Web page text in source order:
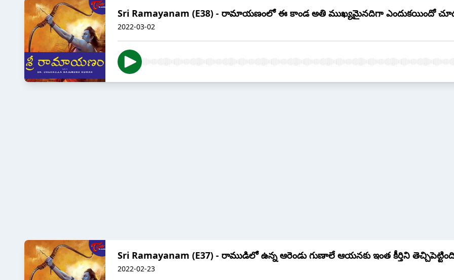
Sri Ramayanam (E38) - రామాయణంలో ఈ కాండ అతి ముఖ్యమైనదిగా ఎందుకయిందో
2022-03-02
Sri Ramayanam (E37) - రాముడిలో ఉన్న ఆరెండు గుణాలే ఆయనకు ఇంత కీర్తిని
2022-02-23